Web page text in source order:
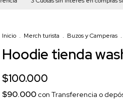
Inicio . Merch turista . Buzos y Camperas .
Hoodie tienda
$100.000
$90.000 con Transferencia o